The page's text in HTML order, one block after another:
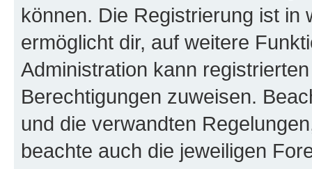
können. Die Registrierung ist in
ermöglicht dir, auf weitere
Administration kann
Berechtigungen zuweisen.
und die verwandten
beachte auch die jeweiligen